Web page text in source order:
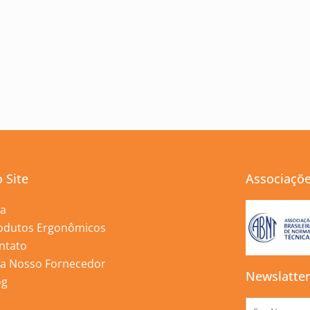
Site
Ergonômicos
Nosso Fornecedor
Newslatter
Nome